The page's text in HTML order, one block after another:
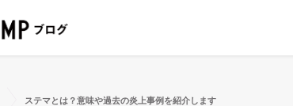
ステマとは？意味や過去の炎上事例を紹介します